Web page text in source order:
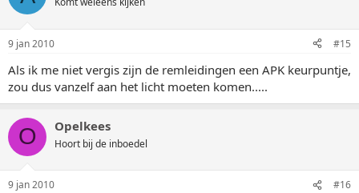
9 jan 2010 #15
Als ik me niet vergis zijn de remleidingen een APK keurpuntje,
zou dus vanzelf aan het licht moeten komen.....
O Opelkees
Hoort bij de inboedel
9 jan 2010 #16